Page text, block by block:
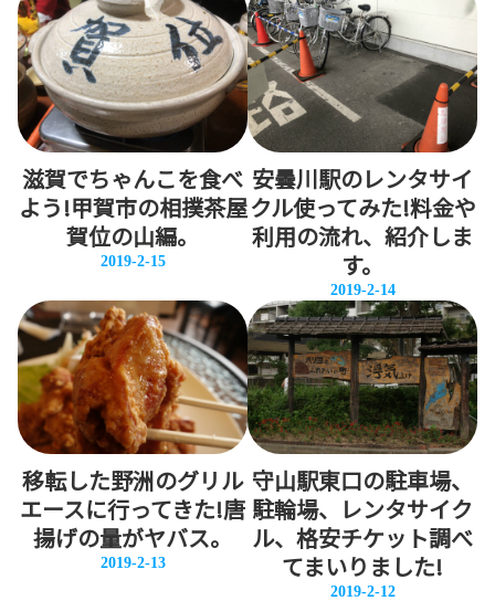
滋賀でちゃんこを食べ
よう!甲賀市の相撲茶屋
賀位の山編。
2019-2-15
安曇川駅のレンタサイ
クル使ってみた!料金や
利用の流れ、紹介しま
す。
2019-2-14
移転した野洲のグリル
エースに行ってきた!唐
揚げの量がヤバス。
2019-2-13
守山駅東口の駐車場、
駐輪場、レンタサイク
ル、格安チケット調べ
てまいりました!
2019-2-12